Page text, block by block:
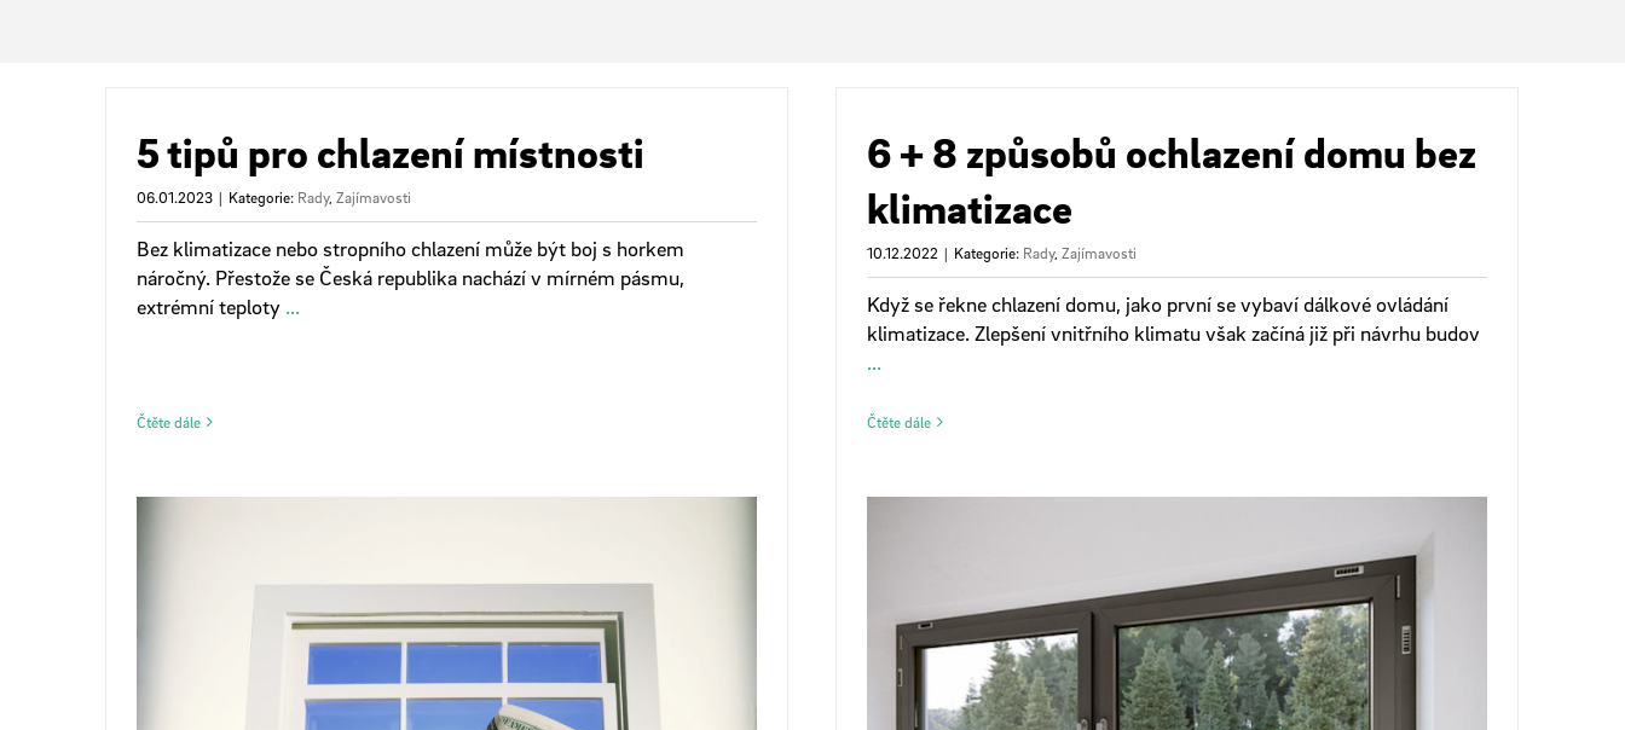
5 tipů pro chlazení místnosti
06.01.2023 | Kategorie: Rady, Zajímavosti
Bez klimatizace nebo stropního chlazení může být boj s horkem
náročný. Přestože se Česká republika nachází v mírném pásmu,
extrémní teploty ...
Čtěte dále
6 + 8 způsobů ochlazení domu bez
klimatizace
10.12.2022 | Kategorie: Rady, Zajímavosti
Když se řekne chlazení domu, jako první se vybaví dálkové ovládání
klimatizace. Zlepšení vnitřního klimatu však začíná již při návrhu budov
...
Čtěte dále